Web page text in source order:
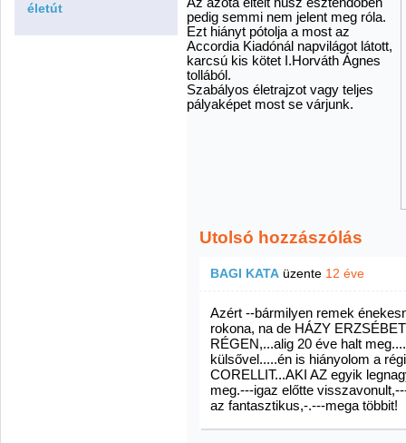
életút
pedig semmi nem jelent meg róla.
Ezt hiányt pótolja a most az
Accordia Kiadónál napvilágot látott,
karcsú kis kötet I.Horváth Ágnes
tollából.
Szabályos életrajzot vagy teljes
pályaképet most se várjunk.
Utolsó hozzászólás
BAGI KATA üzente 12 éve
Azért --bármilyen remek
rokona, na de HÁZY
RÉGEN,...alig 20 éve halt
külsővel.....én is hiányolom a
CORELLIT...AKI AZ egyik
meg.---igaz előtte
az fantasztikus,-.---mega többit!